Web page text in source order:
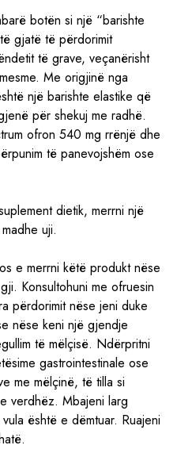
botën si një “barishte
gjatë të përdorimit
të grave, veçanërisht
Me origjinë nga
një barishte elastike që
për shekuj me radhë.
ofron 540 mg rrënjë dhe
të panevojshëm ose
dietik, merrni një
uji.
e merrni këtë produkt nëse
Konsultohuni me ofruesin
përdorimit nëse jeni duke
nëse keni një gjendje
të mëlçisë. Ndërpritni
gastrointestinale ose
me mëlçinë, të tilla si
verdhëz. Mbajeni larg
është e dëmtuar. Ruajeni